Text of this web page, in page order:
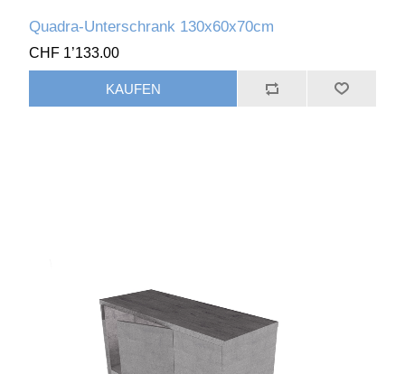
Quadra-Unterschrank 130x60x70cm
CHF 1’133.00